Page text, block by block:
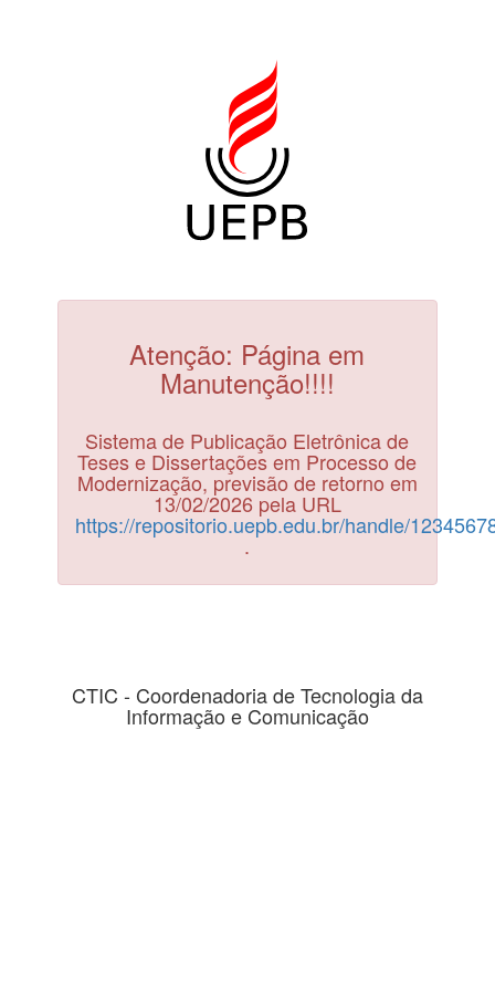
Atenção: Página em
Manutenção!!!!
Sistema de Publicação Eletrônica de
Teses e Dissertações em Processo de
Modernização, previsão de retorno em
13/02/2026 pela URL
https://repositorio.uepb.edu.br/handle/
.
CTIC - Coordenadoria de Tecnologia da
Informação e Comunicação